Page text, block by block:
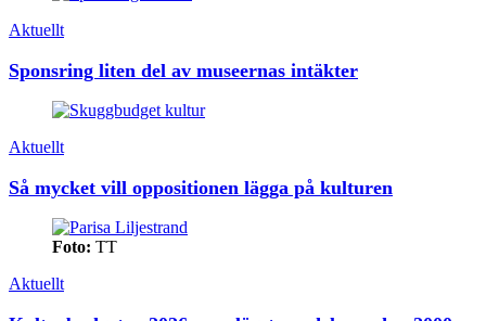
Aktuellt
Sponsring liten del av museernas intäkter
Aktuellt
Så mycket vill oppositionen lägga på kulturen
Foto: TT
Aktuellt